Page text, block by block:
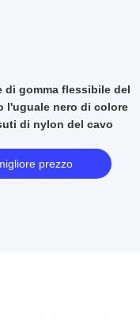
infilato doppia
della canalizzazione
ad alta pressione
prezzo